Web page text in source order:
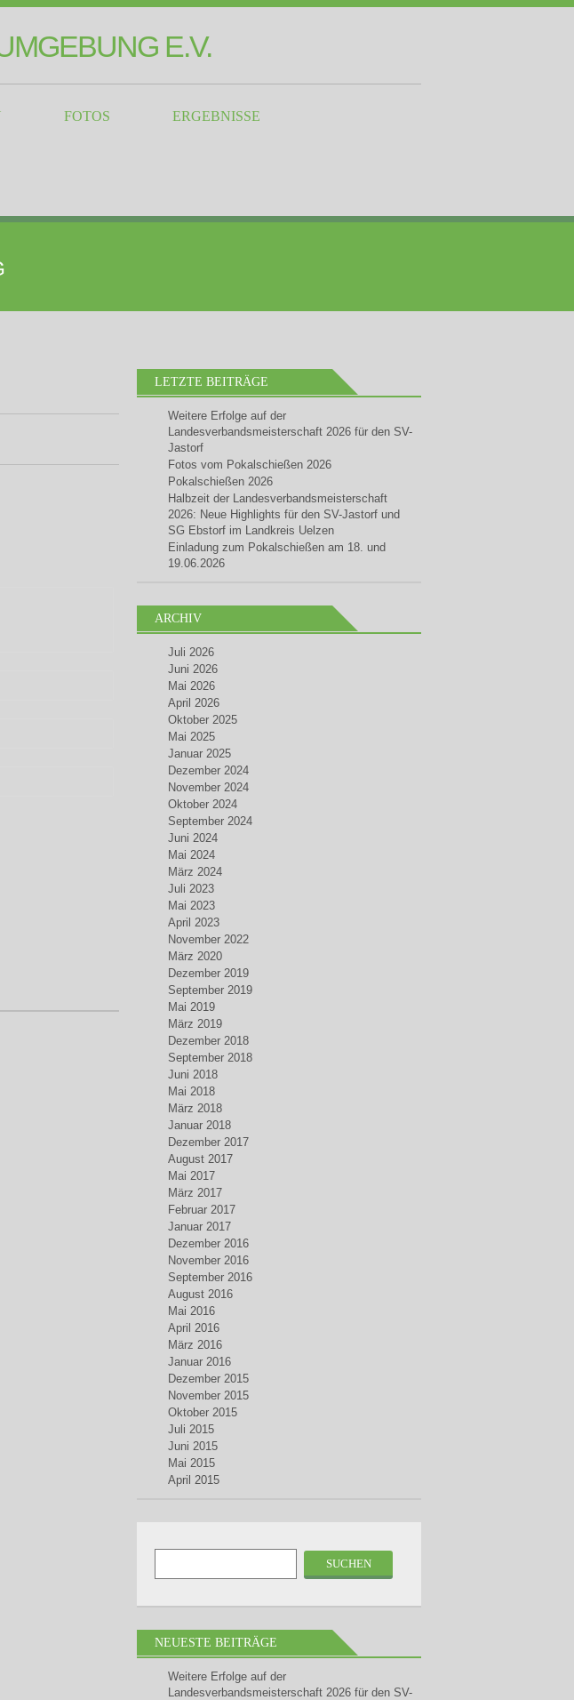
E.V.
FOTOS ERGEBNISSE
LETZTE BEITRÄGE
Weitere Erfolge auf der
Landesverbandsmeisterschaft 2026 für den SV-
Jastorf
Fotos vom Pokalschießen 2026
Pokalschießen 2026
Halbzeit der Landesverbandsmeisterschaft
2026: Neue Highlights für den SV-Jastorf und
SG Ebstorf im Landkreis Uelzen
Einladung zum Pokalschießen am 18. und
19.06.2026
ARCHIV
Juli 2026
Juni 2026
Mai 2026
April 2026
Oktober 2025
Mai 2025
Januar 2025
Dezember 2024
November 2024
Oktober 2024
September 2024
Juni 2024
Mai 2024
März 2024
Juli 2023
Mai 2023
April 2023
November 2022
März 2020
Dezember 2019
September 2019
Mai 2019
März 2019
Dezember 2018
September 2018
Juni 2018
Mai 2018
März 2018
Januar 2018
Dezember 2017
August 2017
Mai 2017
März 2017
Februar 2017
Januar 2017
Dezember 2016
November 2016
September 2016
August 2016
Mai 2016
April 2016
März 2016
Januar 2016
Dezember 2015
November 2015
Oktober 2015
Juli 2015
Juni 2015
Mai 2015
April 2015
NEUESTE BEITRÄGE
Weitere Erfolge auf der
Landesverbandsmeisterschaft 2026 für den SV-